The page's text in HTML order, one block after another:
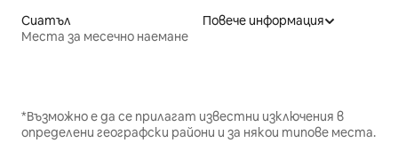
Сиатъл
Места за месечно наемане
Повече информация
*Възможно е да се прилагат известни изключения в
определени географски райони и за някои типове места.